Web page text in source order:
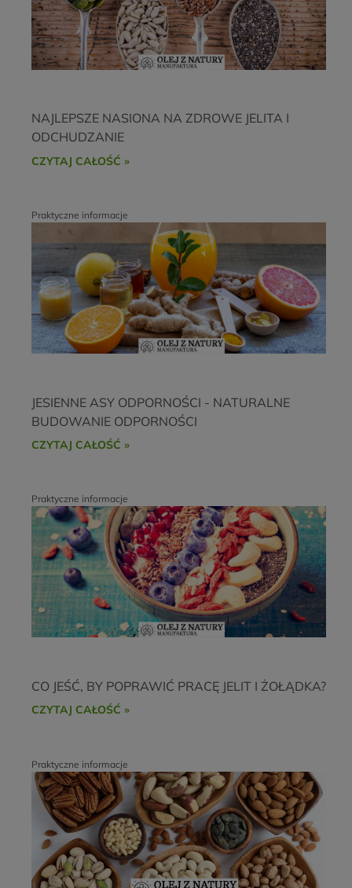
NAJLEPSZE NASIONA NA ZDROWE JELITA I
ODCHUDZANIE
CZYTAJ CAŁOŚĆ »
Praktyczne informacje
JESIENNE ASY ODPORNOŚCI - NATURALNE
BUDOWANIE ODPORNOŚCI
CZYTAJ CAŁOŚĆ »
Praktyczne informacje
CO JEŚĆ, BY POPRAWIĆ PRACĘ JELIT I ŻOŁĄDKA?
CZYTAJ CAŁOŚĆ »
Praktyczne informacje